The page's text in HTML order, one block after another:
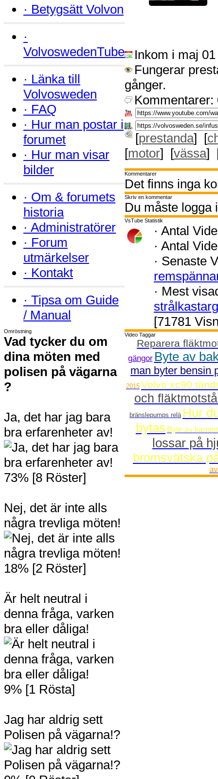
· Betygsätt Volvon
·
VolvoswedenTube
· Länka till
Volvosweden
· FAQ
· Hur man postar i
forumet
· Hur man visar
bilder
· Om & forumets
historia
· Administratörer
· Forum
utmärkelser
· Kontakt
· Tipsa om Guide
/ Manual
Omröstning
Vad tycker du om
dina möten med
polisen på vägarna
?
Ja, det har jag bara
bra erfarenheter av!
73% [8 Röster]
Nej, det är inte alls
några trevliga möten!
18% [2 Röster]
Är helt neutral i
denna fråga, varken
bra eller dåliga!
9% [1 Rösta]
Jag har aldrig sett
Polisen på vägarna!?
Inkom i maj
Fungerar
gånger.
Kommentarer:
[prestanda] [
[motor] [vässa]
Kommentarer
Det finns inga
Skriv en kommentar
Du måste logga
VsTube Statistik
· Antal
· Antal
· Senaste
· Mest
[71781
Video Taggar
Reparera
gängor Byte av
man byter bensin
2015 Volvo xc90
och
bränslepumps relä Hur
bytas Byte av
lossar på
bromsvätska